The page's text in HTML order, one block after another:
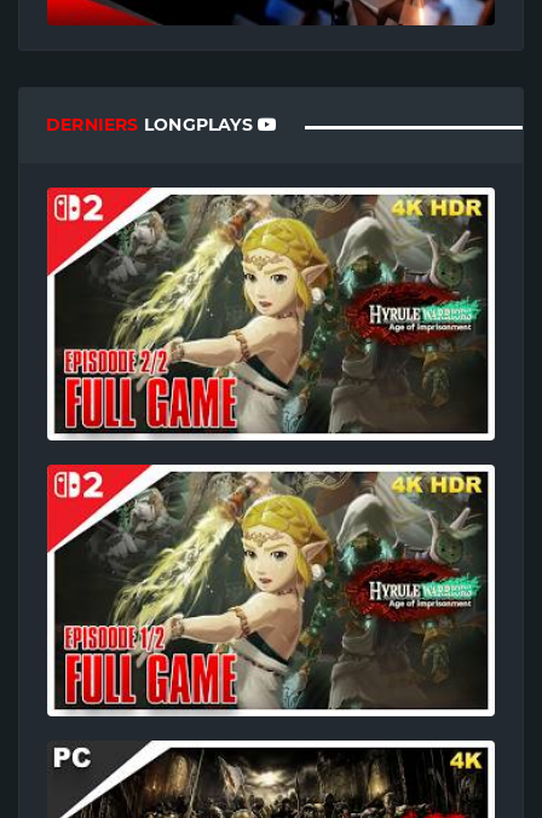
DERNIERS LONGPLAYS